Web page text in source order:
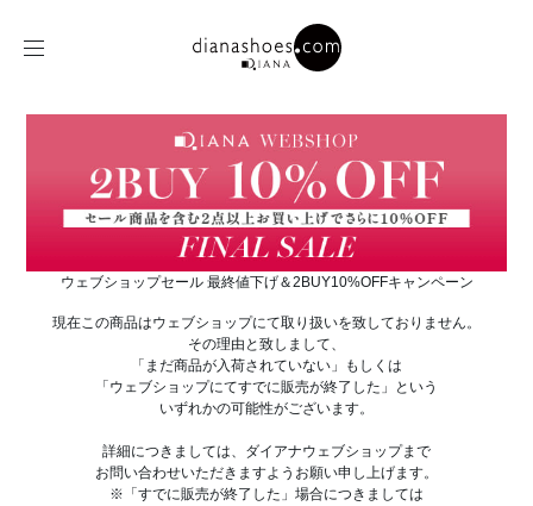
ウェブショップセール 最終値下げ＆2BUY10%OFFキャンペーン
現在この商品はウェブショップにて取り扱いを致しておりません。
その理由と致しまして、
「まだ商品が入荷されていない」もしくは
「ウェブショップにてすでに販売が終了した」という
いずれかの可能性がございます。
詳細につきましては、ダイアナウェブショップまで
お問い合わせいただきますようお願い申し上げます。
※「すでに販売が終了した」場合につきましては